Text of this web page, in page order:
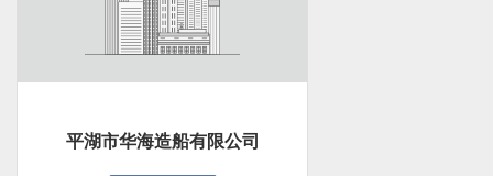
平湖市华海造船有限公司